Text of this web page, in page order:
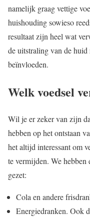
namelijk graag vettige
huishouding sowieso
resultaat zijn heel wat
de uitstraling van de
beïnvloeden.
Welk voedsel
Wil je er zeker van zijn
hebben op het ontstaan
het altijd interessant om
te vermijden. We
gezet:
Cola en andere
Energiedranken. Ook